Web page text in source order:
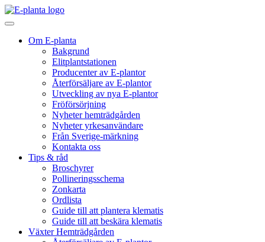
Hoppa till innehåll
Huvudnavigering
Om E-planta
Bakgrund
Elitplantstationen
Producenter av E-plantor
Återförsäljare av E-plantor
Utveckling av nya E-plantor
Fröförsörjning
Nyheter hemträdgården
Nyheter yrkesanvändare
Från Sverige-märkning
Kontakta oss
Tips & råd
Broschyrer
Pollineringsschema
Zonkarta
Ordlista
Guide till att plantera klematis
Guide till att beskära klematis
Växter Hemträdgården